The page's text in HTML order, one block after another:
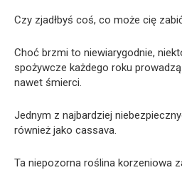
Czy zjadłbyś coś, co może cię
Choć brzmi to niewiarygodnie,
spożywcze każdego roku
nawet śmierci.
Jednym z najbardziej
również jako cassava.
Ta niepozorna roślina korzeniowa